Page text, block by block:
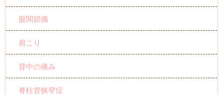
股関節痛
肩こり
背中の痛み
脊柱管狭窄症